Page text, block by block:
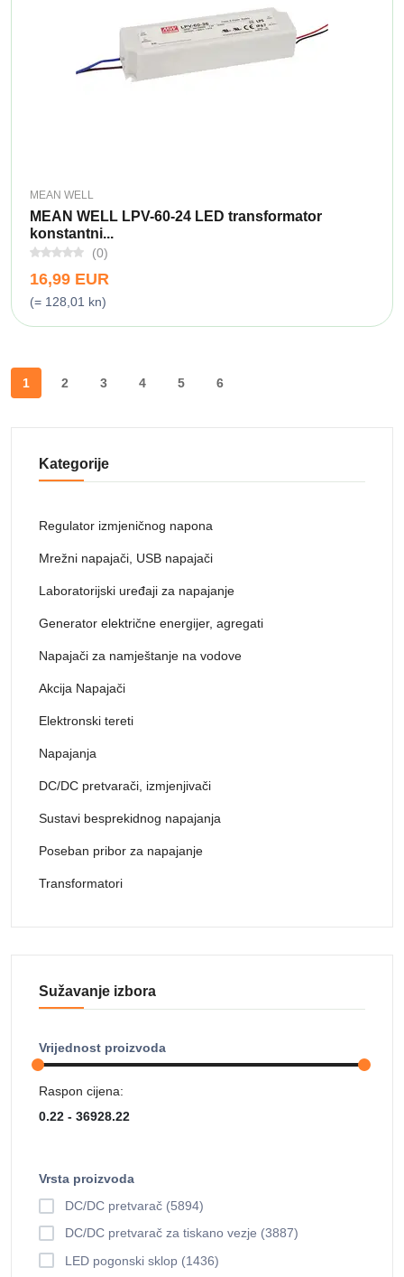
MEAN WELL
MEAN WELL LPV-60-24 LED transformator
konstantni...
(0)
16,99 EUR
(= 128,01 kn)
1 2 3 4 5 6
Kategorije
Regulator izmjeničnog napona
Mrežni napajači, USB napajači
Laboratorijski uređaji za napajanje
Generator električne energijer, agregati
Napajači za namještanje na vodove
Akcija Napajači
Elektronski tereti
Napajanja
DC/DC pretvarači, izmjenjivači
Sustavi besprekidnog napajanja
Poseban pribor za napajanje
Transformatori
Sužavanje izbora
Vrijednost proizvoda
Raspon cijena:
Vrsta proizvoda
DC/DC pretvarač (5894)
DC/DC pretvarač za tiskano vezje (3887)
LED pogonski sklop (1436)